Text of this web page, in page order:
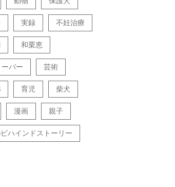
実録 不妊治療
和栗恵
バー 芸術
育児 柴犬
漫画 親子
ハインドストーリー